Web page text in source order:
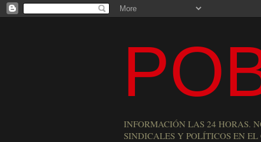
INFORMACIÓN LAS 24 HORAS.
SINDICALES Y POLÍTICOS EN